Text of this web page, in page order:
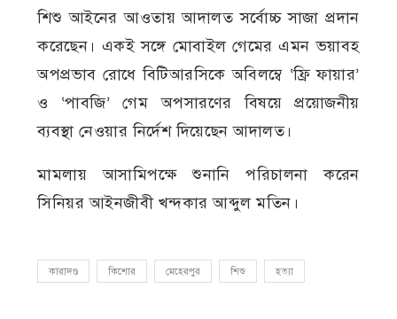
শিশু আইনের আওতায় আদালত সর্বোচ্চ সাজা প্রদান
করেছেন। একই সঙ্গে মোবাইল গেমের এমন ভয়াবহ
অপপ্রভাব রোধে বিটিআরসিকে অবিলম্বে ‘ফ্রি ফায়ার’
ও ‘পাবজি’ গেম অপসারণের বিষয়ে প্রয়োজনীয়
ব্যবস্থা নেওয়ার নির্দেশ দিয়েছেন আদালত।
মামলায় আসামিপক্ষে শুনানি পরিচালনা করেন
সিনিয়র আইনজীবী খন্দকার আব্দুল মতিন।
কারাদণ্ড কিশোর মেহেরপুর শিশু হত্যা